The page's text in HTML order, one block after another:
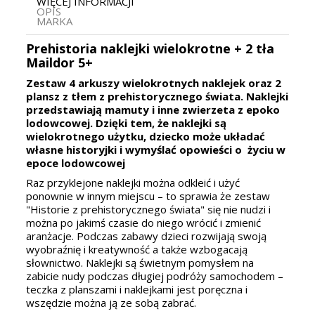
OPIS
MARKA
Prehistoria naklejki wielokrotne + 2 tła
Maildor 5+
Zestaw 4 arkuszy wielokrotnych naklejek oraz 2
plansz z tłem z prehistorycznego świata. Naklejki
przedstawiają mamuty i inne zwierzeta z epoko
lodowcowej. Dzięki tem, że naklejki są
wielokrotnego użytku, dziecko może układać
własne historyjki i wymyślać opowieści o życiu w
epoce lodowcowej
Raz przyklejone naklejki można odkleić i użyć
ponownie w innym miejscu – to sprawia że zestaw
"Historie z prehistorycznego świata" się nie nudzi i
można po jakimś czasie do niego wrócić i zmienić
aranżacje. Podczas zabawy dzieci rozwijają swoją
wyobraźnię i kreatywność a także wzbogacają
słownictwo. Naklejki są świetnym pomysłem na
zabicie nudy podczas długiej podróży samochodem –
teczka z planszami i naklejkami jest poręczna i
wszędzie można ją ze sobą zabrać.